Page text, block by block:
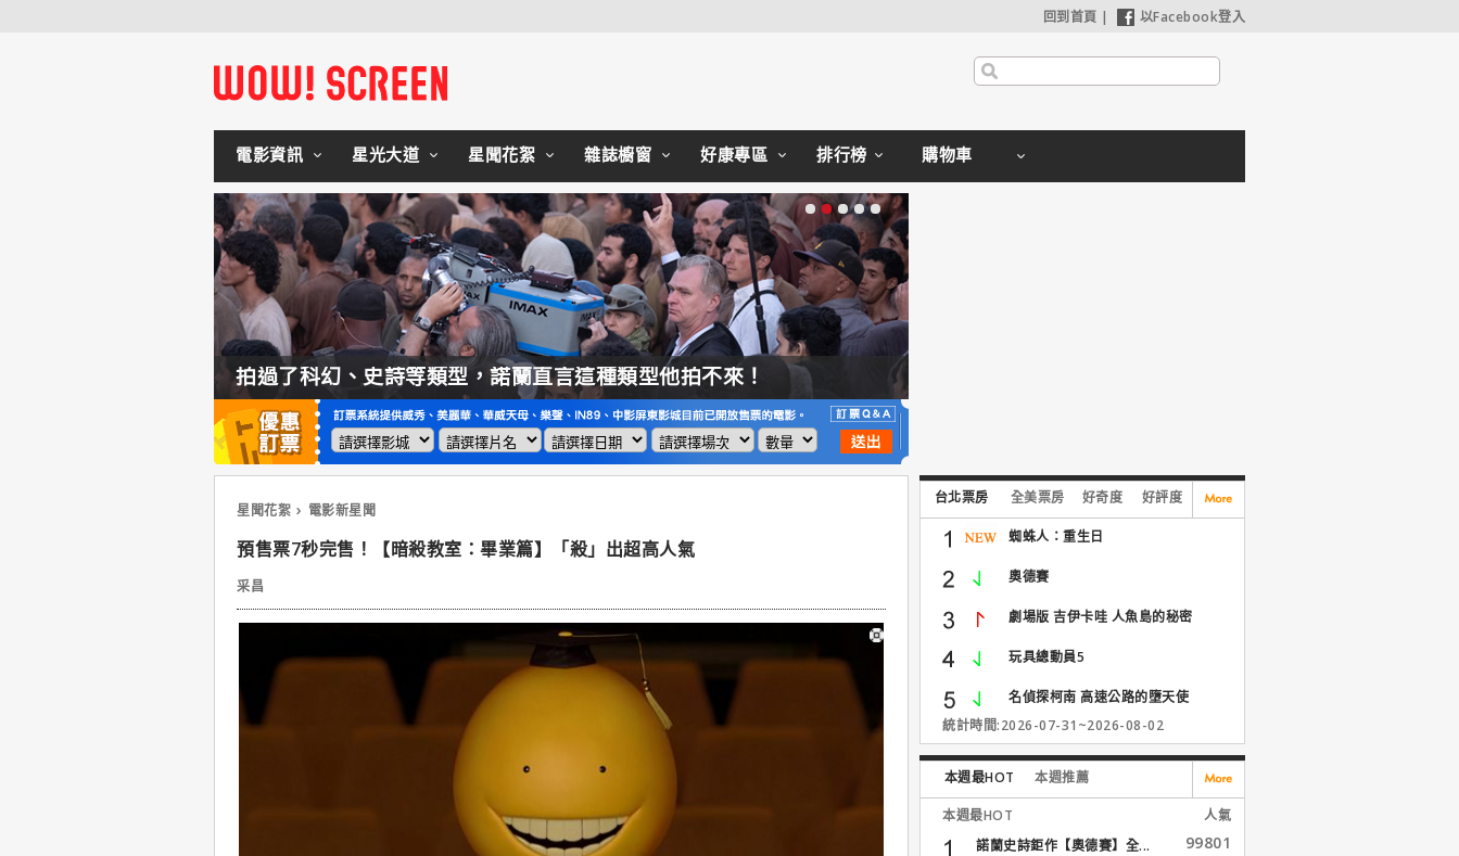
回到首頁 | 以Facebook登入
電影資訊 星光大道 星聞花絮 雜誌櫥窗 好康專區 排行榜 購物車
拍過了科幻、史詩等類型，諾蘭直言這種類型他拍不來！
星聞花絮 電影新星聞
預售票7秒完售！【暗殺教室：畢業篇】「殺」出超高人氣
采昌
台北票房 全美票房 好奇度 好評度
蜘蛛人：重生日
奧德賽
劇場版 吉伊卡哇 人魚島的秘密
玩具總動員5
名偵探柯南 高速公路的墮天使
統計時間:2026-07-31~2026-08-02
本週最HOT 本週推薦
本週最HOT
人氣
諾蘭史詩鉅作【奧德賽】全...
99801